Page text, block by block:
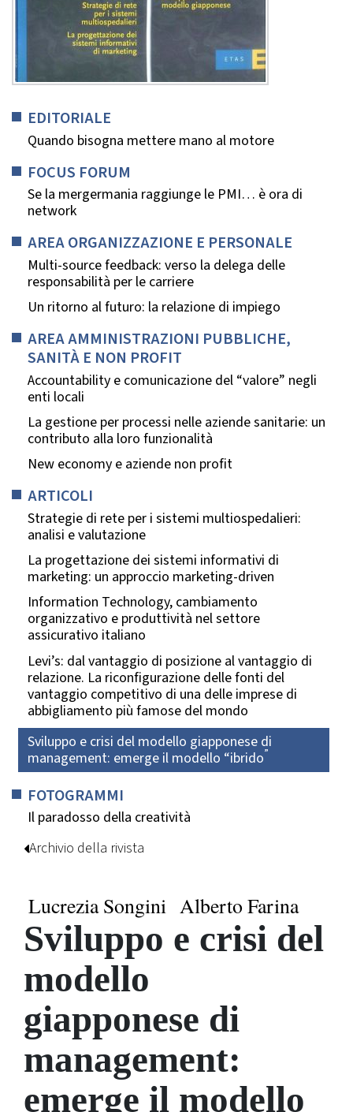
EDITORIALE
Quando bisogna mettere mano al motore
FOCUS FORUM
Se la mergermania raggiunge le PMI… è ora di
network
AREA ORGANIZZAZIONE E PERSONALE
Multi-source feedback: verso la delega delle
responsabilità per le carriere
Un ritorno al futuro: la relazione di impiego
AREA AMMINISTRAZIONI PUBBLICHE,
SANITÀ E NON PROFIT
Accountability e comunicazione del “valore” negli
enti locali
La gestione per processi nelle aziende sanitarie: un
contributo alla loro funzionalità
New economy e aziende non profit
ARTICOLI
Strategie di rete per i sistemi multiospedalieri:
analisi e valutazione
La progettazione dei sistemi informativi di
marketing: un approccio marketing-driven
Information Technology, cambiamento
organizzativo e produttività nel settore
assicurativo italiano
Levi’s: dal vantaggio di posizione al vantaggio di
relazione. La riconfigurazione delle fonti del
vantaggio competitivo di una delle imprese di
abbigliamento più famose del mondo
Sviluppo e crisi del modello giapponese di
management: emerge il modello “ibrido”
FOTOGRAMMI
Il paradosso della creatività
Archivio della rivista
Lucrezia Songini Alberto Farina
Sviluppo e crisi del
modello
giapponese di
management:
emerge il modello